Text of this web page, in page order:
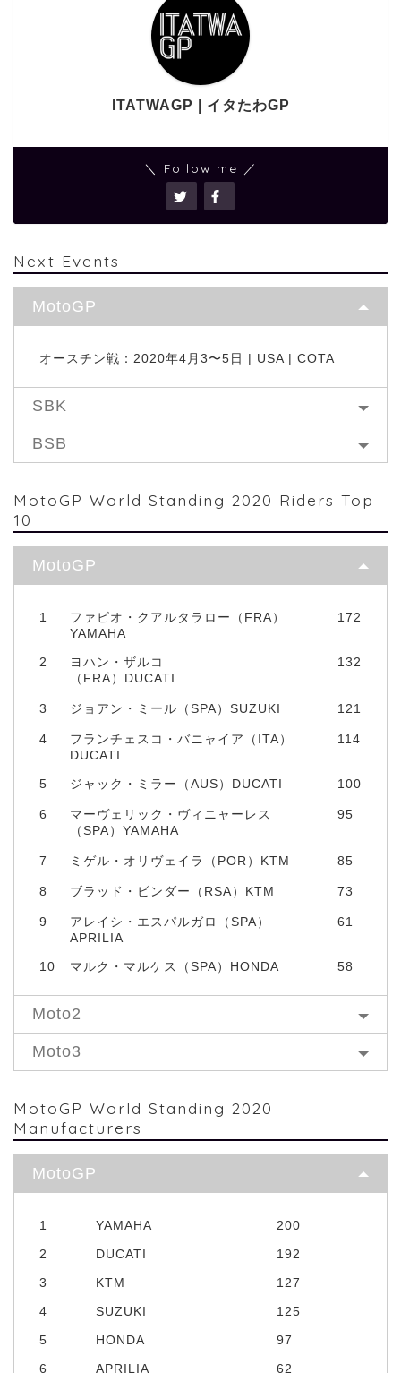
ITATWAGP | イタたわGP
＼ Follow me ／
Next Events
MotoGP
オースチン戦：2020年4月3〜5日 | USA | COTA
SBK
BSB
MotoGP World Standing 2020 Riders Top
10
MotoGP
1
ファビオ・クアルタラロー（FRA）
YAMAHA
172
2
ヨハン・ザルコ
（FRA）DUCATI
132
3 ジョアン・ミール（SPA）SUZUKI 121
4
フランチェスコ・バニャイア（ITA）
DUCATI
114
5 ジャック・ミラー（AUS）DUCATI 100
6
マーヴェリック・ヴィニャーレス
（SPA）YAMAHA
95
7 ミゲル・オリヴェイラ（POR）KTM 85
8 ブラッド・ビンダー（RSA）KTM 73
9
アレイシ・エスパルガロ（SPA）
APRILIA
61
10 マルク・マルケス（SPA）HONDA 58
Moto2
Moto3
MotoGP World Standing 2020
Manufacturers
MotoGP
1 YAMAHA
200
2
DUCATI
192
3
KTM
127
4
SUZUKI
125
5
HONDA
97
6
APRILIA 62